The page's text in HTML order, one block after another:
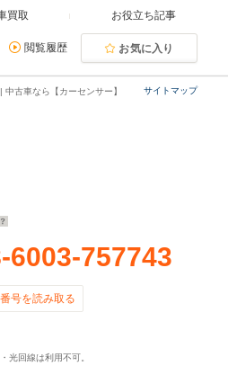
買取 お役立ち記事
閲覧履歴 お気に入り
サイトマップ
古車なら【カーセンサー】
6003-757743
号を読み取る
光回線は利用不可。